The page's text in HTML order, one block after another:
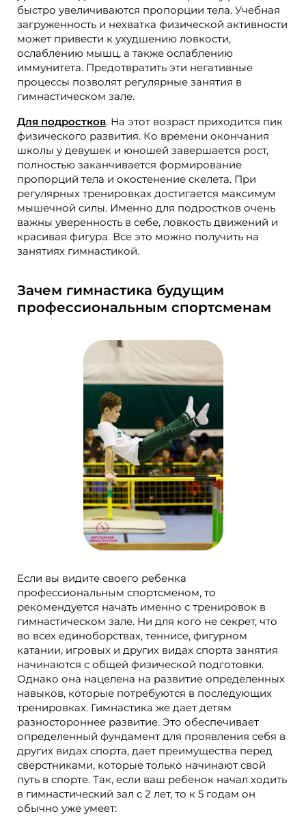
быстро увеличиваются пропорции тела. Учебная
загруженность и нехватка физической активности
может привести к ухудшению ловкости,
ослаблению мышц, а также ослаблению
иммунитета. Предотвратить эти негативные
процессы позволят регулярные занятия в
гимнастическом зале.
Для подростков. На этот возраст приходится пик
физического развития. Ко времени окончания
школы у девушек и юношей завершается рост,
полностью заканчивается формирование
пропорций тела и окостенение скелета. При
регулярных тренировках достигается максимум
мышечной силы. Именно для подростков очень
важны уверенность в себе, ловкость движений и
красивая фигура. Все это можно получить на
занятиях гимнастикой.
Зачем гимнастика будущим
профессиональным спортсменам
Если вы видите своего ребенка
профессиональным спортсменом, то
рекомендуется начать именно с тренировок в
гимнастическом зале. Ни для кого не секрет, что
во всех единоборствах, теннисе, фигурном
катании, игровых и других видах спорта занятия
начинаются с общей физической подготовки.
Однако она нацелена на развитие определенных
навыков, которые потребуются в последующих
тренировках. Гимнастика же дает детям
разностороннее развитие. Это обеспечивает
определенный фундамент для проявления себя в
других видах спорта, дает преимущества перед
сверстниками, которые только начинают свой
путь в спорте. Так, если ваш ребенок начал ходить
в гимнастический зал с 2 лет, то к 5 годам он
обычно уже умеет: